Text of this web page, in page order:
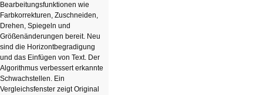
Bearbeitungsfunktionen wie
Farbkorrekturen, Zuschneiden,
Drehen, Spiegeln und
Größenänderungen bereit. Neu
sind die Horizontbegradigung
und das Einfügen von Text. Der
Algorithmus verbessert erkannte
Schwachstellen. Ein
Vergleichsfenster zeigt Original